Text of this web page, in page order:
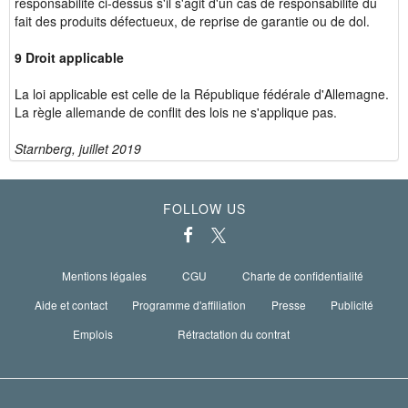
fait des produits défectueux, de reprise de garantie ou de dol.
9 Droit applicable
La loi applicable est celle de la République fédérale d'Allemagne.
La règle allemande de conflit des lois ne s'applique pas.
Starnberg, juillet 2019
FOLLOW US
Mentions légales CGU
Charte de confidentialité
Aide et contact
Programme d'affiliation Presse
Publicité
Emplois
Rétractation du contrat